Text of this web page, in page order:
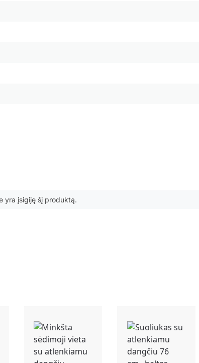
yra įsigiję šį produktą.